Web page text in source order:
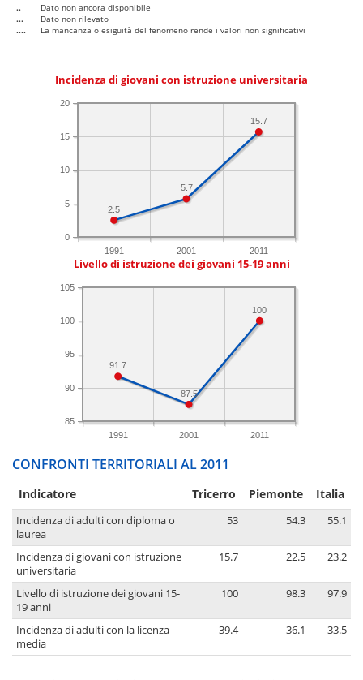
..
Dato non ancora disponibile
...
Dato non rilevato
....
La mancanza o esiguità del fenomeno rende i valori non significativi
Incidenza di giovani con istruzione universitaria
1991 2001 2011
0
5
10
15
20
15.7
5.7
2.5
Livello di istruzione dei giovani 15-19 anni
1991 2001 2011
85
90
95
100
105
100
87.5
91.7
CONFRONTI TERRITORIALI AL 2011
Indicatore Tricerro Piemonte Italia
Incidenza di adulti con diploma o
laurea
53 54.3 55.1
Incidenza di giovani con istruzione
universitaria
15.7 22.5 23.2
Livello di istruzione dei giovani 15-
19 anni
100 98.3 97.9
Incidenza di adulti con la licenza
media
39.4 36.1 33.5